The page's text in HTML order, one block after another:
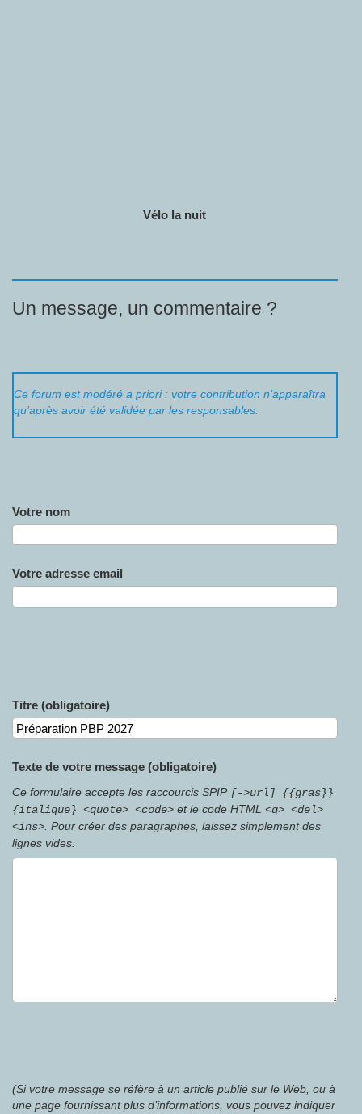
Vélo la nuit
Un message, un commentaire ?
Ce forum est modéré a priori : votre contribution n’apparaîtra
qu’après avoir été validée par les responsables.
Votre nom
Votre adresse email
Titre (obligatoire)
Texte de votre message (obligatoire)
Ce formulaire accepte les raccourcis SPIP [->url] {{gras}}
{italique} <quote> <code> et le code HTML<q> <del>
<ins>. Pour créer des paragraphes, laissez simplement des
lignes vides.
(Si votre message se réfère à un article publié sur le Web, ou à
une page fournissant plus d’informations, vous pouvez indiquer